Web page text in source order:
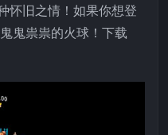
怀旧之情！如果你想登
鬼祟祟的火球！下载